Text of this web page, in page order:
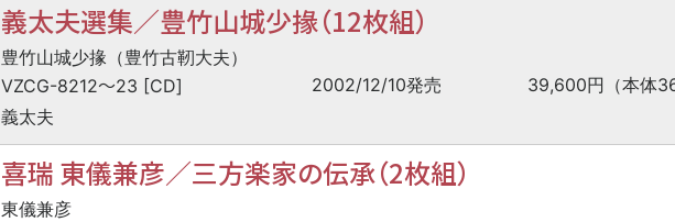
義太夫選集／豊竹山城少掾（12枚組）
豊竹山城少掾（豊竹古靭大夫）
VZCG-8212〜23 [CD] 2002/12/10発売
39,600円（本体
義太夫
喜瑞 東儀兼彦／三方楽家の伝承（2枚組）
東儀兼彦